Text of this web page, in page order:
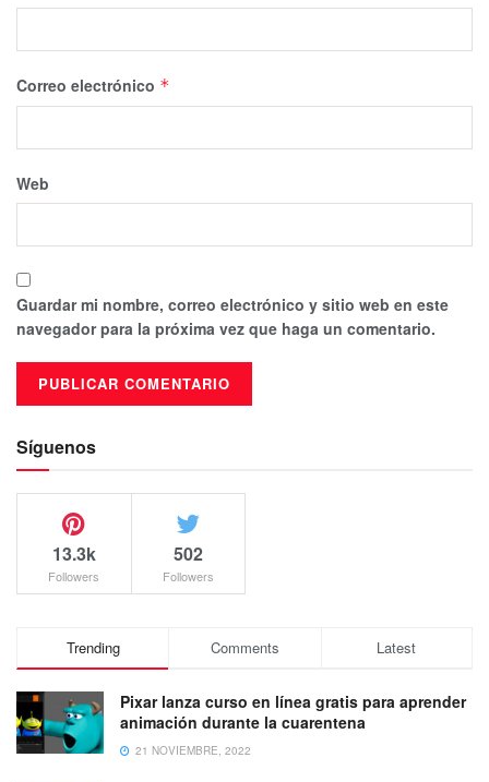
Correo electrónico *
Web
Guardar mi nombre, correo electrónico y sitio web en este
navegador para la próxima vez que haga un comentario.
Síguenos
13.3k
Followers
502
Followers
Trending Comments Latest
Pixar lanza curso en línea gratis para aprender
animación durante la cuarentena
21 NOVIEMBRE, 2022